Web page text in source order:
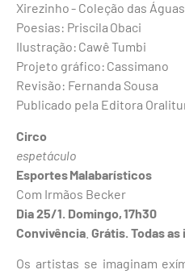
Xirezinho - Coleção das Águas
Poesias: Priscila Obaci
Ilustração: Cawê Tumbi
Projeto gráfico: Cassimano
Revisão: Fernanda Sousa
Publicado pela Editora
Circo
espetáculo
Esportes Malabarísticos
Com Irmãos Becker
Dia 25/1. Domingo, 17h30
Convivência Grátis. Todas as
Os artistas se imaginam